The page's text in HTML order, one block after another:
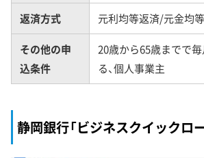
返済方式 元利均等返済/元金均
その他の申
込条件
20歳から65歳までで
る、個人事業主
静岡銀行「ビジネスクイックロー